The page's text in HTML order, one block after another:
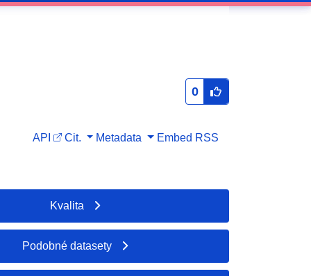
0
API Cit. Metadata Embed RSS
Kvalita
Podobné datasety